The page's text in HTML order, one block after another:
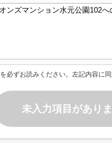
を必ずお読みください。左記内容に
未入力項目があり